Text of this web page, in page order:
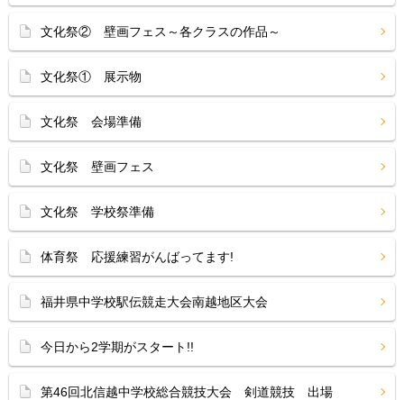
文化祭② 壁画フェス～各クラスの作品～
文化祭① 展示物
文化祭 会場準備
文化祭 壁画フェス
文化祭 学校祭準備
体育祭 応援練習がんばってます!
福井県中学校駅伝競走大会南越地区大会
今日から2学期がスタート!!
第46回北信越中学校総合競技大会 剣道競技 出場